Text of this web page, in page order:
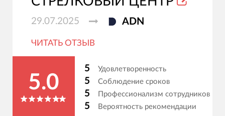
29.07.2025 ADN
ЧИТАТЬ ОТЗЫВ
5.0
5 Удовлетворенность
5 Соблюдение сроков
5 Профессионализм сотрудников
5 Вероятность рекомендации